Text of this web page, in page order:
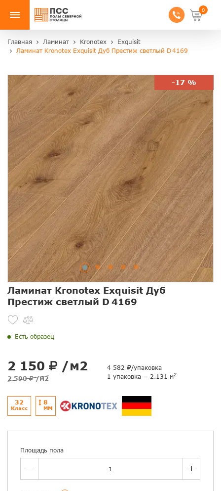
0
Главная Ламинат Kronotex
Exquisit
Ламинат Kronotex Exquisit Дуб Престиж светлый D 4169
-17 %
Ламинат Kronotex Exquisit Дуб
Престиж светлый D 4169
Есть образец
2 150 /м2
2 590 /м2
4 582
/упаковка
1 упаковка = 2.131 м2
32
Класс
8
ММ
Площадь пола